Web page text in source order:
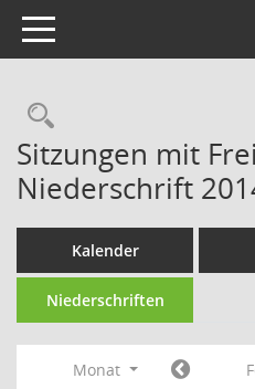
Toggle navigation
Sitzungen mit
Niederschrift
Kalender
Niederschriften
Monat